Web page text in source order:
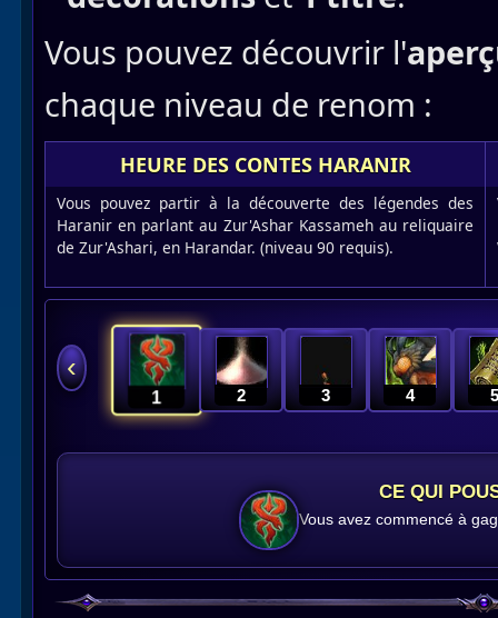
Vous pouvez découvrir l'
chaque niveau de renom :
HEURE DES CONTES HARANIR
Vous pouvez partir à la découverte des légendes des
Haranir en parlant au Zur'Ashar Kassameh au reliquaire
de Zur'Ashari, en Harandar. (niveau 90 requis).
‹
1
1 2
2 3
3 4
4 5
5
CE QUI
Vous avez commencé à